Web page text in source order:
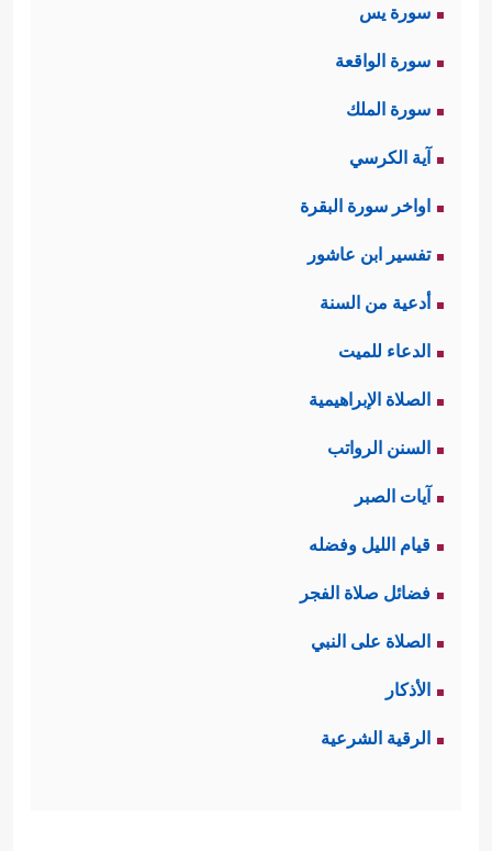
سورة يس
سورة الواقعة
سورة الملك
آية الكرسي
اواخر سورة البقرة
تفسير ابن عاشور
أدعية من السنة
الدعاء للميت
الصلاة الإبراهيمية
السنن الرواتب
آيات الصبر
قيام الليل وفضله
فضائل صلاة الفجر
الصلاة على النبي
الأذكار
الرقية الشرعية